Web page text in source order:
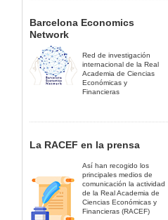
Barcelona Economics
Network
Red de investigación
internacional de la Real
Academia de Ciencias
Económicas y
Financieras
La RACEF en la prensa
Así han recogido los
principales medios de
comunicación la actividad
de la Real Academia de
Ciencias Económicas y
Financieras (RACEF)